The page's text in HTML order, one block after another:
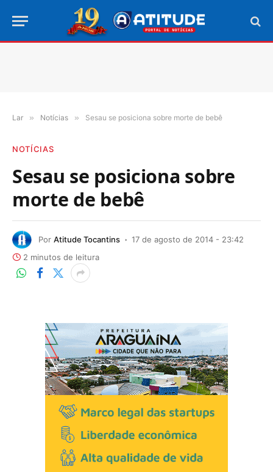
Lar » Notícias » Sesau se posiciona sobre morte de bebê
NOTÍCIAS
Sesau se posiciona sobre
morte de bebê
Por Atitude Tocantins
17 de agosto de 2014 - 23:42
2 minutos de leitura